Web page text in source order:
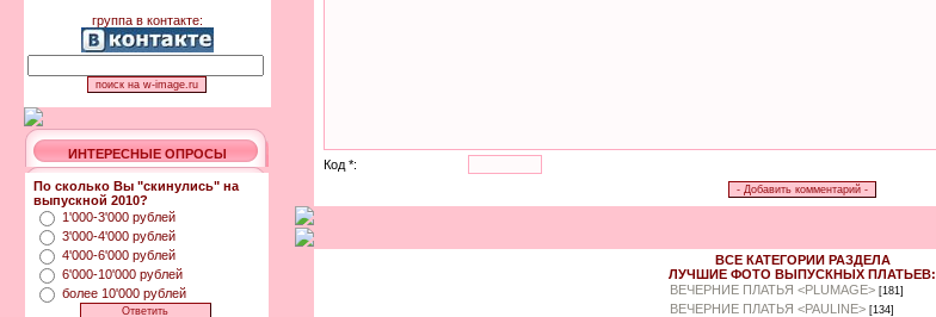
группа в контакте:
ИНТЕРЕСНЫЕ ОПРОСЫ
По сколько Вы "скинулись" на
выпускной 2010?
1'000-3'000 рублей
3'000-4'000 рублей
4'000-6'000 рублей
6'000-10'000 рублей
более 10'000 рублей
Код *:
ВСЕ КАТЕГОРИИ РАЗДЕЛА
ЛУЧШИЕ ФОТО ВЫПУСКНЫХ ПЛАТЬЕВ:
ВЕЧЕРНИЕ ПЛАТЬЯ <PLUMAGE> [181]
ВЕЧЕРНИЕ ПЛАТЬЯ <PAULINE> [134]